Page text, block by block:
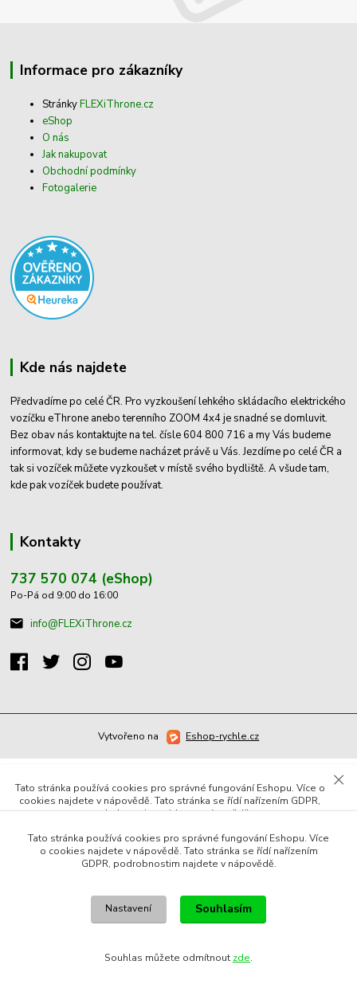
Informace pro zákazníky
StránkyFLEXiThrone.cz
eShop
O nás
Jak nakupovat
Obchodní podmínky
Fotogalerie
Kde nás najdete
Předvadíme po celé ČR. Pro vyzkoušení lehkého skládacího elektrického
vozíčku eThrone anebo terenního ZOOM 4x4 je snadné se domluvit.
Bez obav nás kontaktujte na tel. čísle 604 800 716 a my Vás budeme
informovat, kdy se budeme nacházet právě u Vás. Jezdíme po celé ČR a
tak si vozíček můžete vyzkoušet v místě svého bydliště. A všude tam,
kde pak vozíček budete používat.
Kontakty
737 570 074 (eShop)
Po-Pá od 9:00 do 16:00
info@FLEXiThrone.cz
Vytvořeno na Eshop-rychle.cz
Tato stránka používá cookies pro správné fungování Eshopu. Více o
cookies najdete v nápovědě. Tato stránka se řídí nařízením GDPR,
podrobnostim najdete v nápovědě.
Nastavení Souhlasím
Souhlas můžete odmítnoutzde.
Cookies - Nastavení
vyhovují nejlépe Vašim preferencím.
Tato stránka používá cookies pro správné fungování Eshopu. Více
o cookies najdete v nápovědě. Tato stránka se řídí nařízením
GDPR, podrobnostim najdete v nápovědě.
Nastavení Souhlasím
Souhlas můžete odmítnout zde.